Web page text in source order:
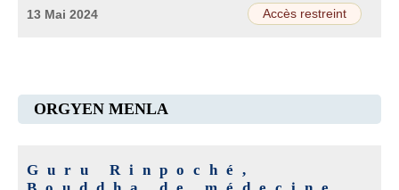
Accès restreint
13 Mai 2024
ORGYEN MENLA
Guru Rinpoché,